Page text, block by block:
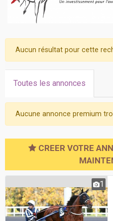
Aucun résultat pour cette
Toutes les annonces
Aucune annonce premium
CREER VOTRE
1